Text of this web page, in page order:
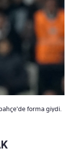
forma giydi.